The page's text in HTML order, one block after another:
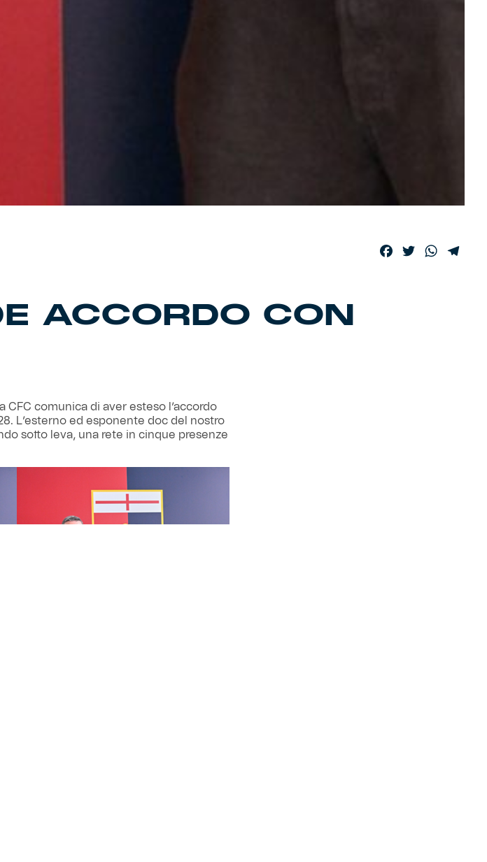
Facebook
Twitter
ACCORDO CON
CFC comunica di aver esteso l’accordo
L’esterno ed esponente doc del nostro
sotto leva, una rete in cinque presenze